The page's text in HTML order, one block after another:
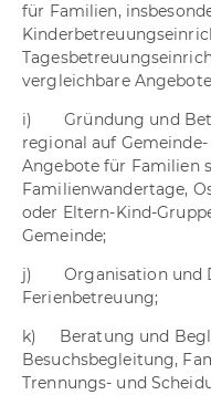
für Familien,
vergleichbare
i) Gründung und
regional auf
Angebote für Familien
Familienwandertage,
oder Eltern-Kind-
Gemeinde;
j) Organisation und
Ferienbetreuung;
k) Beratung und
Besuchsbegleitung,
Trennungs- und